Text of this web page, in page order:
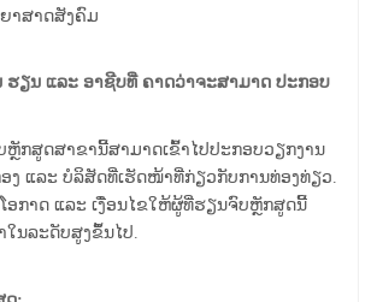
າສາດສັງຄົມ
ຮຽນ ແລະ ອາຊີບທີ່ ຄາດວ່າຈະສາມາດ ປະກອບ
ກສູດສາຂານີ້ສາມາດເຂົ້າໄປປະກອບວຽກງານ
ງ ແລະ ບໍລິສັດທີ່ເຮັດໜ້າທີ່ກ່ຽວກັບການທ່ອງທ່ຽວ.
ອກາດ ແລະ ເງື່ອນໄຂໃຫ້ຜູ້ທີ່ຮຽນຈົບຫຼັກສູດນີ້
ນລະດັບສູງຂຶ້ນໄປ.